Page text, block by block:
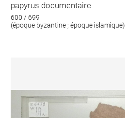
papyrus documentaire
600 / 699
(époque byzantine ; époque islamique)